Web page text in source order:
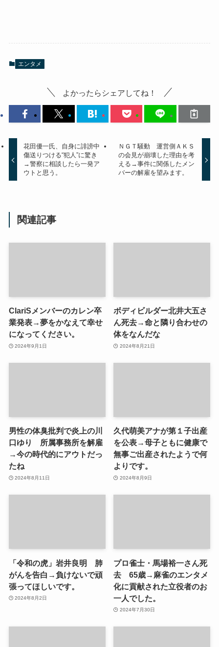
エンタメ
よかったらシェアしてね！
花田優一氏、自身に誹謗中
傷送りつける“犯人”に驚き
→警察に相談したら一発ア
ウトと思う。
ＮＧＴ騒動 運営側ＡＫＳ
の会見が崩壊した理由を考
える→事件に関係したメン
バーの解雇を望みます。
関連記事
ClariSメンバーのカレン卒
業発表→夢をかなえて幸せ
になってください。
2024年9月1日
ボディビルダー北井大五さ
ん死去→命と隣り合わせの
体をなんだな
2024年8月21日
男性の体臭批判で炎上の川
口ゆり 所属事務所を解雇
→今の時代的にアウトだっ
たね
2024年8月11日
久代萌美アナが第１子出産
を公表→母子ともに健康で
無事ご出産されたようで何
よりです。
2024年8月9日
「令和の虎」岩井良明 肺
がんを告白→負けないで頑
張ってほしいです。
2024年8月2日
プロ雀士・馬場裕一さん死
去 65歳→麻雀のエンタメ
化に貢献された立役者のお
一人でした。
2024年7月30日